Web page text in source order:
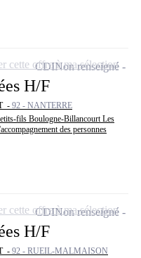
H/F
- 92 - NANTERRE
fils Boulogne-Billancourt Les
des personnes
CDINon renseigné
cette offre à ma sélection
H/F
- 92 - RUEIL-MALMAISON
CDINon renseigné
cette offre à ma sélection